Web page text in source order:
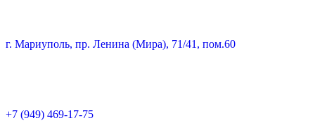
г. Мариуполь, пр. Ленина (Мира), 71/41, пом.60
+7 (949) 469-17-75